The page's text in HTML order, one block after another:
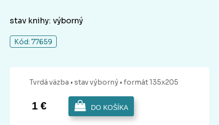
stav knihy: výborný
Kód: 77659
Tvrdá väzba • stav výborný • formát 135x205
1 € DO KOŠÍKA